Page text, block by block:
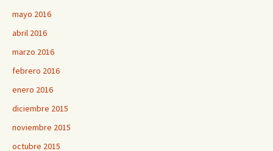
mayo 2016
abril 2016
marzo 2016
febrero 2016
enero 2016
diciembre 2015
noviembre 2015
octubre 2015